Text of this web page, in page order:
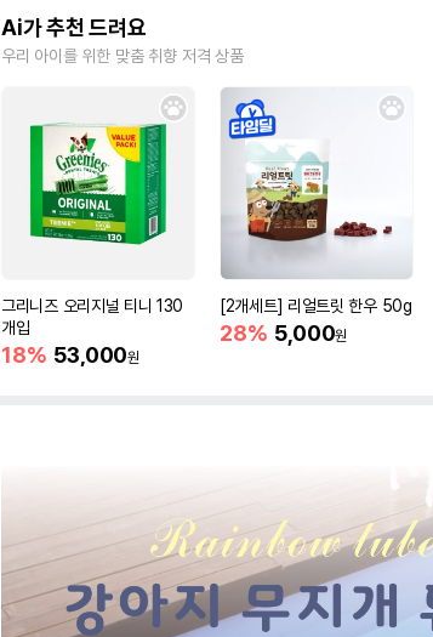
Ai가 추천 드려요
우리 아이를 위한 맞춤 취향 저격 상품
그리니즈 오리지널 티니 130
개입
18% 53,000원
[2개세트] 리얼트릿 한우 50g
28% 5,000원